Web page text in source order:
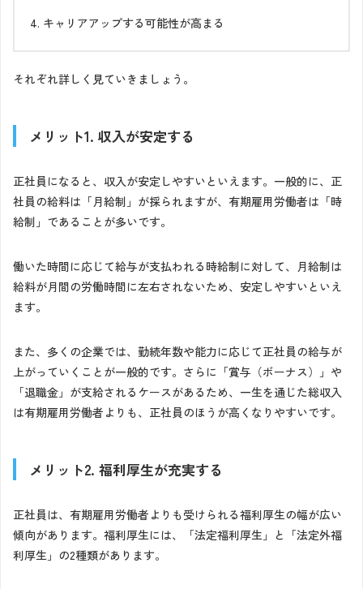
キャリアアップする可能性が高まる
それぞれ詳しく見ていきましょう。
メリット1. 収入が安定する
正社員になると、収入が安定しやすいといえます。一般的に、正
社員の給料は「月給制」が採られますが、有期雇用労働者は「時
給制」であることが多いです。
働いた時間に応じて給与が支払われる時給制に対して、月給制は
給料が月間の労働時間に左右されないため、安定しやすいといえ
ます。
また、多くの企業では、勤続年数や能力に応じて正社員の給与が
上がっていくことが一般的です。さらに「賞与（ボーナス）」や
「退職金」が支給されるケースがあるため、一生を通じた総収入
は有期雇用労働者よりも、正社員のほうが高くなりやすいです。
メリット2. 福利厚生が充実する
正社員は、有期雇用労働者よりも受けられる福利厚生の幅が広い
傾向があります。福利厚生には、「法定福利厚生」と「法定外福
利厚生」の2種類があります。